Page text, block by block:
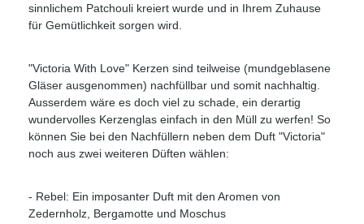
sinnlichem Patchouli kreiert wurde und in Ihrem Zuhause
für Gemütlichkeit sorgen wird.
"Victoria With Love" Kerzen sind teilweise (mundgeblasene
Gläser ausgenommen) nachfüllbar und somit nachhaltig.
Ausserdem wäre es doch viel zu schade, ein derartig
wundervolles Kerzenglas einfach in den Müll zu werfen! So
können Sie bei den Nachfüllern neben dem Duft "Victoria"
noch aus zwei weiteren Düften wählen:
- Rebel: Ein imposanter Duft mit den Aromen von
Zedernholz, Bergamotte und Moschus